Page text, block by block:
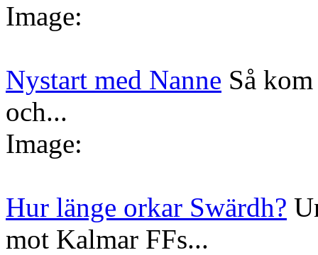
Image:
Nystart med Nanne Så
och...
Image:
Hur länge orkar Swärdh?
mot Kalmar FFs...